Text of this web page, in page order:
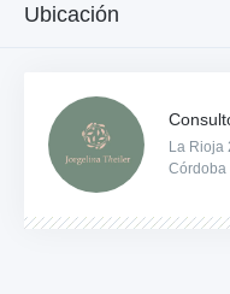
Ubicación
La Rioja
Córdoba